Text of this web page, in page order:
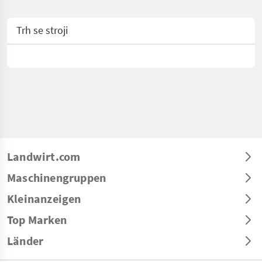
Trh se stroji
Landwirt.com
Maschinengruppen
Kleinanzeigen
Top Marken
Länder